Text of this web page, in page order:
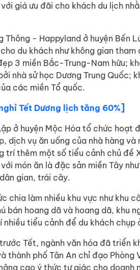
giá ưu đãi cho khách du lịch
Thông - Happyland ở huyện Bến
du khách như không gian tham
3 miền Bắc-Trung-Nam hữu;
nhà sử học Dương Trung Quốc;
các miền Tổ quốc.
Tết Dương lịch tăng 60%]
ở huyện Mộc Hóa tổ chức hoạt
dịch vụ ăn uống của nhà hàng
trí thêm một số tiểu cảnh chủ đề
món ăn là đặc sản miền Tây
gian, trái cây.
chia làm nhiều khu vực như khu
bán hoang dã và hoang dã, khu
tiểu cảnh để du khách chụp
Tết, ngành văn hóa đã triển
thành phố Tân An chỉ đạo Phòng
cao ý thức tự giác cho doanh